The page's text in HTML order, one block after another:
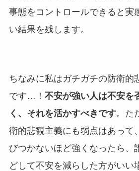
事態をコントロールできると実
い結果を残します。
ちなみに私はガチガチの防衛的
です…！ 不安が強い人は不安を
く、それを活かすべきです。た
衛的悲観主義にも弱点はあって
びつかないほど強くなったら、
どして不安を減らした方がいい